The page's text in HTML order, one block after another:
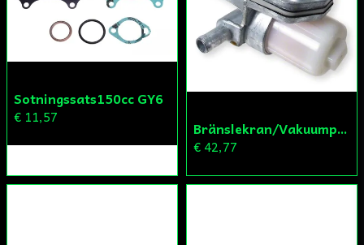
Skicka fråga
Sotningssats150cc GY6
€ 11,57
Bränslekran/Vakuumpump PGO
€ 42,77